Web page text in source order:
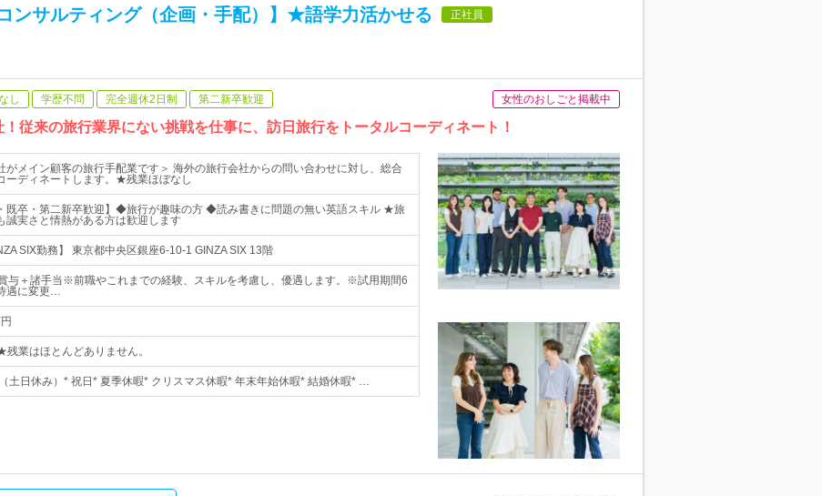
ンサルティング（企画・手配）】★語学力活かせる 正社員
し 学歴不問 完全週休2日制 第二新卒歓迎 女性のおしごと掲載中
従来の旅行業界にない挑戦を仕事に、訪日旅行をトータルコーディネート！
がメイン顧客の旅行手配業です＞ 海外の旅行会社からの問い合わせに対し、総合
ーディネートします。★残業ほぼなし
既卒・第二新卒歓迎】◆旅行が趣味の方 ◆読み書きに問題の無い英語スキル ★旅
誠実さと情熱がある方は歓迎します
SIX勤務】 東京都中央区銀座6-10-1 GINZA SIX 13階
与＋諸手当※前職やこれまでの経験、スキルを考慮し、優遇します。※試用期間6
遇に変更…
業はほとんどありません。
土日休み）* 祝日* 夏季休暇* クリスマス休暇* 年末年始休暇* 結婚休暇* …